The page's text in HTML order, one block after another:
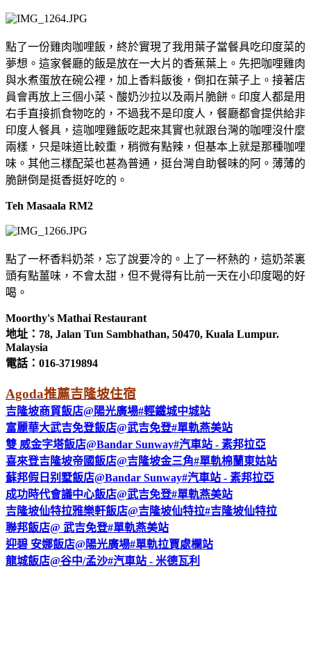
點了一份雞肉咖哩飯，終於實現了我用葉子當餐具吃印度菜的
夢想。這家餐廳的飯是放在一大片的香蕉葉上。先把咖哩雞肉
與水煮蛋放在碗公裡，加上香料飯後，倒扣在葉子上。接著店
員會再放上三個小菜、酸奶沙拉以及兩片脆餅。印度人都是用
右手直接抓食物吃的，不過我不是印度人，餐廳都會提供給非
印度人餐具，這咖哩雞飯吃起來其實也就跟台灣的咖哩沒什麼
兩樣，只是味道比較重，稍微有點辣，但基本上就是那種咖哩
味。其他三樣配菜也甚為普通，挺台灣自助餐味的阿。薄薄的
脆餅倒是挺香挺好吃的。
Teh Masaala RM2
點了一杯香料奶茶，忘了說要冷的。上了一杯熱的，這奶茶裏
頭有點薑味，不會太甜，但不覺得有比前一天在小印度喝的好
喝。
Moorthy's Mathai Restaurant
地址：78, Jalan Tun Sambhathan, 50470, Kuala Lumpur.
Malaysia
電話：016-3719894
Agoda推薦吉隆坡住宿
吉隆坡商貿飯店@陽光廣場#輕鐵城中城站
富麗華大武吉免登飯店@武吉免登#單軌燕美站
雙 威金字塔飯店@Bandar Sunway#汽車站 - 素邦拉亞
喜來登吉隆坡帝國飯店@吉隆坡金三角#單軌棉蘭東姑站
蘇邦假日别墅飯店@Bandar Sunway#汽車站 - 素邦拉亞
成功時代會議中心飯店@武吉免登#單軌燕美站
吉隆坡仙特拉雅樂軒飯店@吉隆坡仙特拉#吉隆坡仙特拉
聯邦飯店@ 武吉免登#單軌燕美站
迎碧 安娜飯店@陽光廣場#單軌拉賈處欄站
龍城飯店@谷中/孟沙#汽車站 - 米德瓦利